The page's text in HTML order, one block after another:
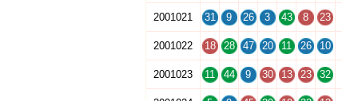
2001021 31 9 26 3 43 8 23
2001022 18 28 47 20 11 26 10
2001023 11 44 9 30 13 23 32